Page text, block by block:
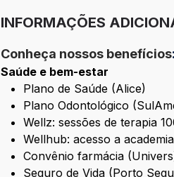
INFORMAÇÕES
Conheça nossos benefícios:
Saúde e bem-estar
Plano de Saúde (Alice)
Plano Odontológico
Wellz: sessões de terapia
Wellhub: acesso a
Convênio farmácia
Seguro de Vida (Porto